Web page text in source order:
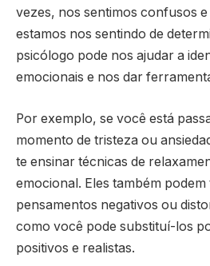
vezes, nos sentimos confusos
estamos nos sentindo de
psicólogo pode nos ajudar a
emocionais e nos dar
Por exemplo, se você está
momento de tristeza ou
te ensinar técnicas de
emocional. Eles também
pensamentos negativos ou
como você pode substituí-los
positivos e realistas.